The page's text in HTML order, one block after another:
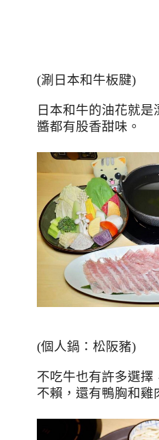
(涮日本和牛板腱)
日本和牛的油花就是
醬都有股香甜味。
(個人鍋：松阪豬)
不吃牛也有許多選擇
不賴，還有鴨胸和雞